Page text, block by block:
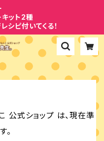
ット2種
シピ付いてくる！
公式ショップ は、現在準
。